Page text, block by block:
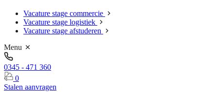
Vacature stage commercie
Vacature stage logistiek
Vacature stage afstuderen
Menu
0345 - 471 360
0
Stalen aanvragen